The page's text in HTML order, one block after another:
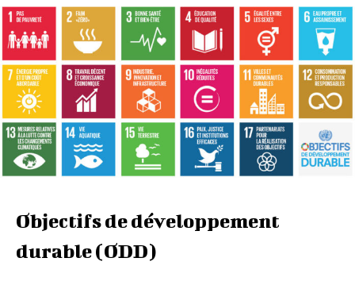
Objectifs de développement
durable (ODD)